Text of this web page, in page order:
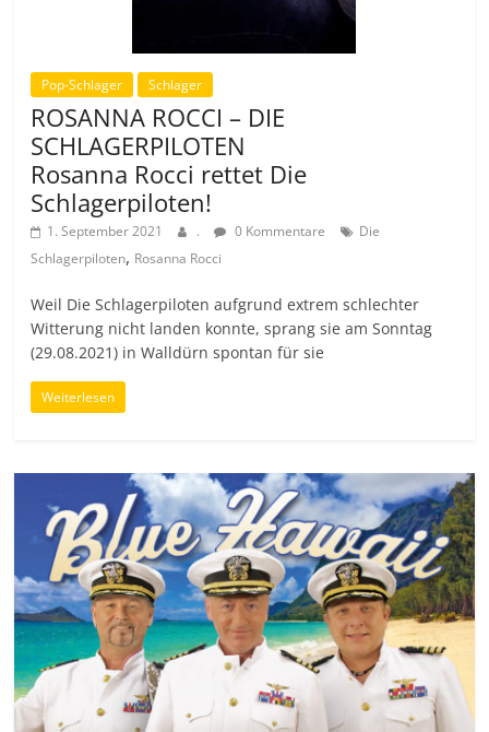
Pop-Schlager Schlager
ROSANNA ROCCI – DIE
SCHLAGERPILOTEN
Rosanna Rocci rettet Die
Schlagerpiloten!
1. September 2021 . 0 Kommentare
Die
Schlagerpiloten, Rosanna Rocci
Weil Die Schlagerpiloten aufgrund extrem schlechter
Witterung nicht landen konnte, sprang sie am Sonntag
(29.08.2021) in Walldürn spontan für sie
Weiterlesen